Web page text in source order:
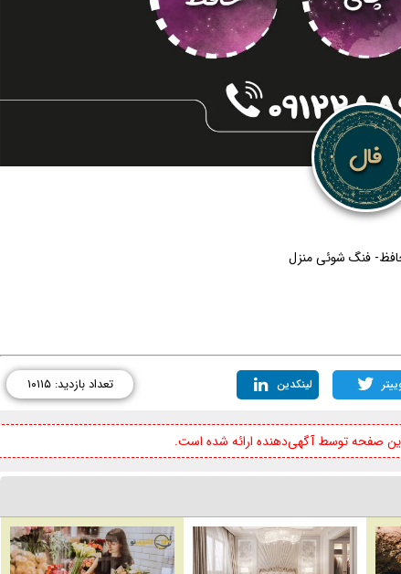
فنگ شوئی منزل
لینکدین تعداد بازدید: ۱۰۱۱۵
صفحه توسط آگهی‌دهنده ارائه شده است.